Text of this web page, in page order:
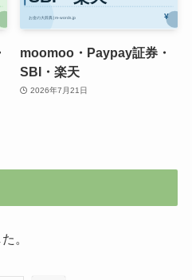
moomoo・Paypay証券・
SBI・楽天
2026年7月21日
。